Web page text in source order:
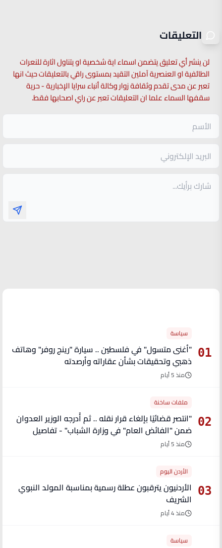
التعليقات
لن ينشر أي تعليق يتضمن اسماء اية شخصية او يتناول اثارة للنعرات
الطائفية او العنصرية آملين التقيد بمستوى راقي بالتعليقات حيث انها
تعبر عن مدى تقدم وثقافة زوار وكالة أنباء سرايا الإخبارية - حرية
سقفها السماء علما ان التعليقات تعبر عن راي اصحابها فقط.
01
سياسة
"أغنى متسول" في فلسطين .. سيارة "رينج روفر" وهاتف
ذهبي وتحقيقات بشأن عقاراته وأرصدته
منذ 5 أيام
02
ملفات ساخنة
"انتصر قضائيًا بإلغاء قرار نقله .. ثم أُدرجه الوزير العدوان
ضمن "الفائض العام" في وزارة الشباب" - تفاصيل
منذ 5 أيام
03
الأردن اليوم
الأردنيون يترقبون عطلة رسمية بمناسبة المولد النبوي
الشريف
منذ 4 أيام
سياسة